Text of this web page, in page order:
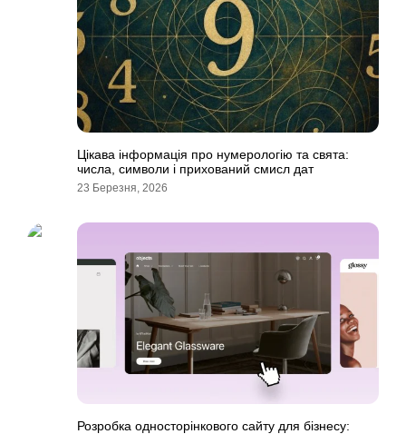
Цікава інформація про нумерологію та свята:
числа, символи і прихований смисл дат
23 Березня, 2026
Розробка односторінкового сайту для бізнесу: